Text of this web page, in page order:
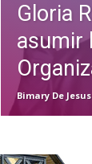
Gloria
asumir
Bimary De